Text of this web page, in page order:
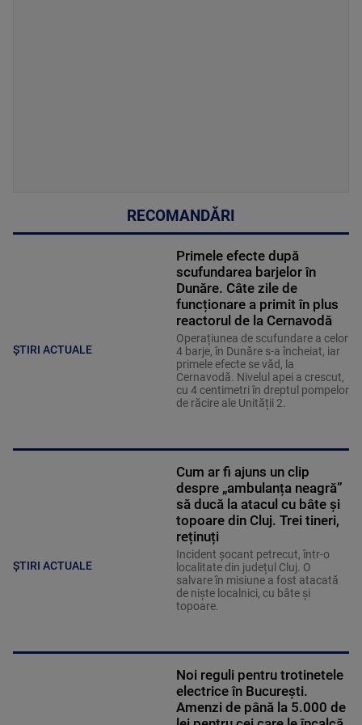
RECOMANDĂRI
ȘTIRI ACTUALE
Primele efecte după
scufundarea barjelor în
Dunăre. Câte zile de
funcționare a primit în plus
reactorul de la Cernavodă
Operațiunea de scufundare a celor
4 barje, în Dunăre s-a încheiat, iar
primele efecte se văd, la
Cernavodă. Nivelul apei a crescut,
cu 4 centimetri în dreptul pompelor
de răcire ale Unității 2.
ȘTIRI ACTUALE
Cum ar fi ajuns un clip
despre „ambulanța neagră”
să ducă la atacul cu bâte și
topoare din Cluj. Trei tineri,
reținuți
Incident șocant petrecut, într-o
localitate din județul Cluj. O
salvare în misiune a fost atacată
de niște localnici, cu bâte și
topoare.
Noi reguli pentru trotinetele
electrice în București.
Amenzi de până la 5.000 de